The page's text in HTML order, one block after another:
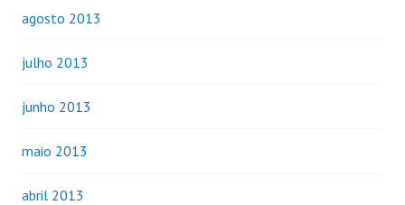
agosto 2013
julho 2013
junho 2013
maio 2013
abril 2013